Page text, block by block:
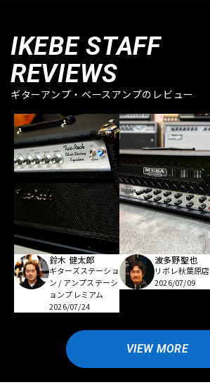
IKEBE STAFF
REVIEWS
ギターアンプ・ベースアンプのレビュー
鈴木 健太郎
ギターズステーショ
ン / アンプステーシ
ョンプレミアム
2026/07/24
波多野聖也
リボレ秋葉原店
2026/07/09
VIEW MORE